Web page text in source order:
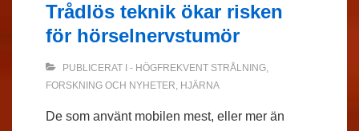
Trådlös teknik ökar risken
för hörselnervstumör
PUBLICERAT I - HÖGFREKVENT STRÅLNING,
FORSKNING OCH NYHETER, HJÄRNA
De som använt mobilen mest, eller mer än